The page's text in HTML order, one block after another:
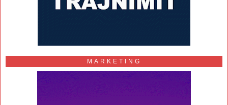
MARKETING